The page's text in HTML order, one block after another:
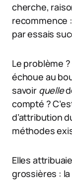
cherche,
recommence
par essais
Le problème
échoue au
savoir quelle
compté ?
d’attribution
méthodes
Elles
grossières : la